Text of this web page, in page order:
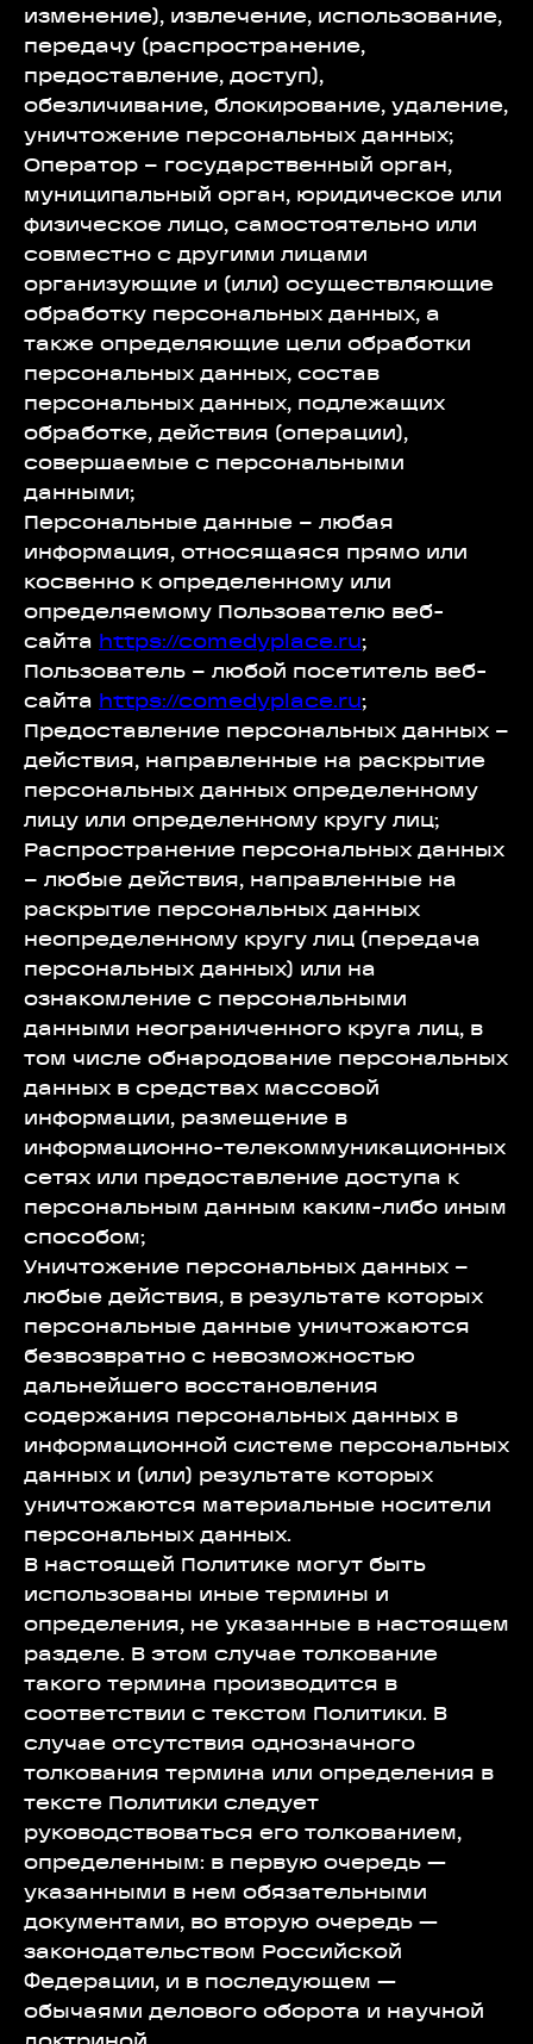
изменение), извлечение, использование,
передачу (распространение,
предоставление, доступ),
обезличивание, блокирование, удаление,
уничтожение персональных данных;
Оператор – государственный орган,
муниципальный орган, юридическое или
физическое лицо, самостоятельно или
совместно с другими лицами
организующие и (или) осуществляющие
обработку персональных данных, а
также определяющие цели обработки
персональных данных, состав
персональных данных, подлежащих
обработке, действия (операции),
совершаемые с персональными
данными;
Персональные данные – любая
информация, относящаяся прямо или
косвенно к определенному или
определяемому Пользователю веб-
сайта https://comedyplace.ru;
Пользователь – любой посетитель веб-
сайта https://comedyplace.ru;
Предоставление персональных данных –
действия, направленные на раскрытие
персональных данных определенному
лицу или определенному кругу лиц;
Распространение персональных данных
– любые действия, направленные на
раскрытие персональных данных
неопределенному кругу лиц (передача
персональных данных) или на
ознакомление с персональными
данными неограниченного круга лиц, в
том числе обнародование персональных
данных в средствах массовой
информации, размещение в
информационно-телекоммуникационных
сетях или предоставление доступа к
персональным данным каким-либо иным
способом;
Уничтожение персональных данных –
любые действия, в результате которых
персональные данные уничтожаются
безвозвратно с невозможностью
дальнейшего восстановления
содержания персональных данных в
информационной системе персональных
данных и (или) результате которых
уничтожаются материальные носители
персональных данных.
В настоящей Политике могут быть
использованы иные термины и
определения, не указанные в настоящем
разделе. В этом случае толкование
такого термина производится в
соответствии с текстом Политики. В
случае отсутствия однозначного
толкования термина или определения в
тексте Политики следует
руководствоваться его толкованием,
определенным: в первую очередь —
указанными в нем обязательными
документами, во вторую очередь —
законодательством Российской
Федерации, и в последующем —
обычаями делового оборота и научной